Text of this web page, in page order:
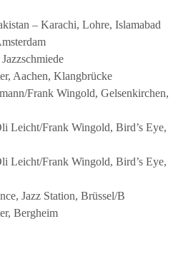
– Karachi, Lohre, Islamabad
Aachen, Klangbrücke
Frank Wingold, Gelsenkirchen,
Leicht/Frank Wingold, Bird’s Eye,
Leicht/Frank Wingold, Bird’s Eye,
Jazz Station, Brüssel/B
Bergheim